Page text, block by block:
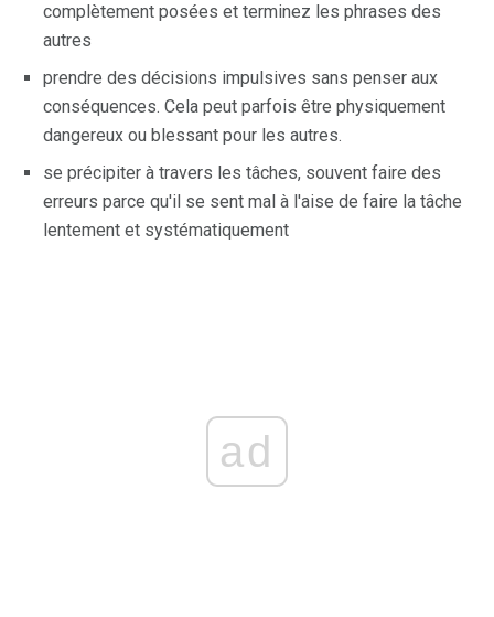
complètement posées et terminez les phrases des
autres
prendre des décisions impulsives sans penser aux
conséquences. Cela peut parfois être physiquement
dangereux ou blessant pour les autres.
se précipiter à travers les tâches, souvent faire des
erreurs parce qu'il se sent mal à l'aise de faire la tâche
lentement et systématiquement
ad